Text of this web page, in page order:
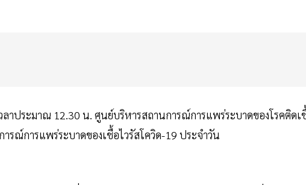
าประมาณ 12.30 น. ศูนย์บริหารสถานการณ์การแพร่ระบาดของโรคติดเ
รณ์การแพร่ระบาดของเชื้อไวรัสโควิด-19 ประจำวัน